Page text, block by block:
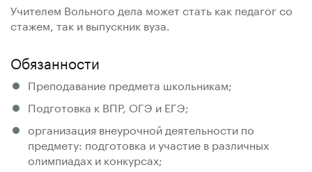
Учителем Вольного дела может стать как педагог со
стажем, так и выпускник вуза.
Обязанности
Преподавание предмета школьникам;
Подготовка к ВПР, ОГЭ и ЕГЭ;
организация внеурочной деятельности по
предмету: подготовка и участие в различных
олимпиадах и конкурсах;